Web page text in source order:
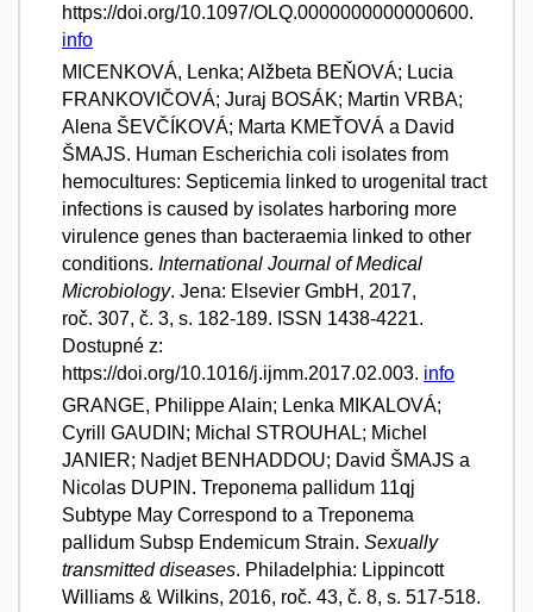
https://doi.org/10.1097/OLQ.0000000000000600.
info
MICENKOVÁ, Lenka; Alžbeta BEŇOVÁ; Lucia
FRANKOVIČOVÁ; Juraj BOSÁK; Martin VRBA;
Alena ŠEVČÍKOVÁ; Marta KMEŤOVÁ a David
ŠMAJS. Human Escherichia coli isolates from
hemocultures: Septicemia linked to urogenital tract
infections is caused by isolates harboring more
virulence genes than bacteraemia linked to other
conditions. International Journal of Medical
Microbiology. Jena: Elsevier GmbH, 2017,
roč. 307, č. 3, s. 182-189. ISSN 1438-4221.
Dostupné z:
https://doi.org/10.1016/j.ijmm.2017.02.003. info
GRANGE, Philippe Alain; Lenka MIKALOVÁ;
Cyrill GAUDIN; Michal STROUHAL; Michel
JANIER; Nadjet BENHADDOU; David ŠMAJS a
Nicolas DUPIN. Treponema pallidum 11qj
Subtype May Correspond to a Treponema
pallidum Subsp Endemicum Strain. Sexually
transmitted diseases. Philadelphia: Lippincott
Williams & Wilkins, 2016, roč. 43, č. 8, s. 517-518.